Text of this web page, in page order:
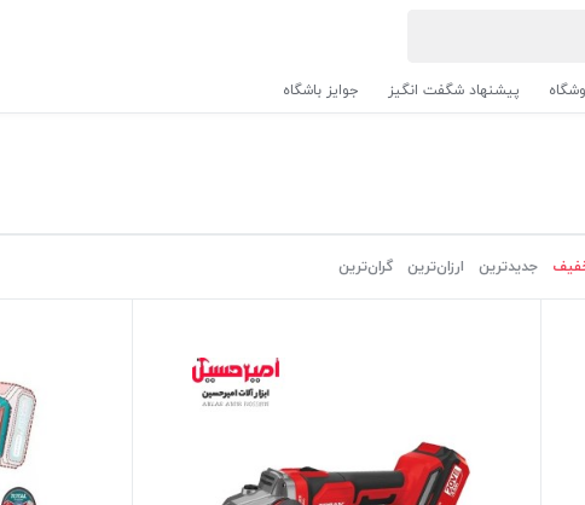
پیشنهاد شگفت انگیز جوایز باشگاه
جدیدترین ارزان‌ترین گران‌ترین